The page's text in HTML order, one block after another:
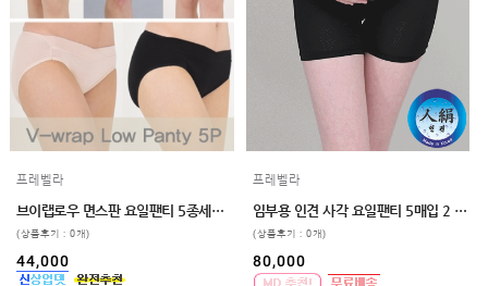
프레벨라
브이랩로우 면스판 요일팬티 5종세트 빅사이즈 4color
(상품후기 : 0개)
44,000
프레벨라
임부용 인견 사각 요일팬티 5매입 2 color 3 size
(상품후기 : 0개)
80,000